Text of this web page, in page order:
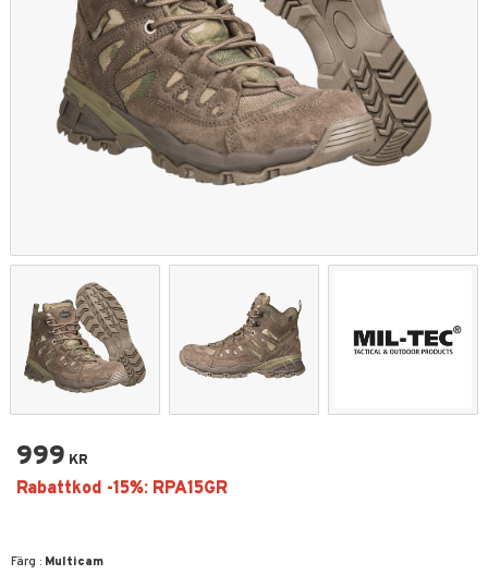
999 KR
Färg : Multicam